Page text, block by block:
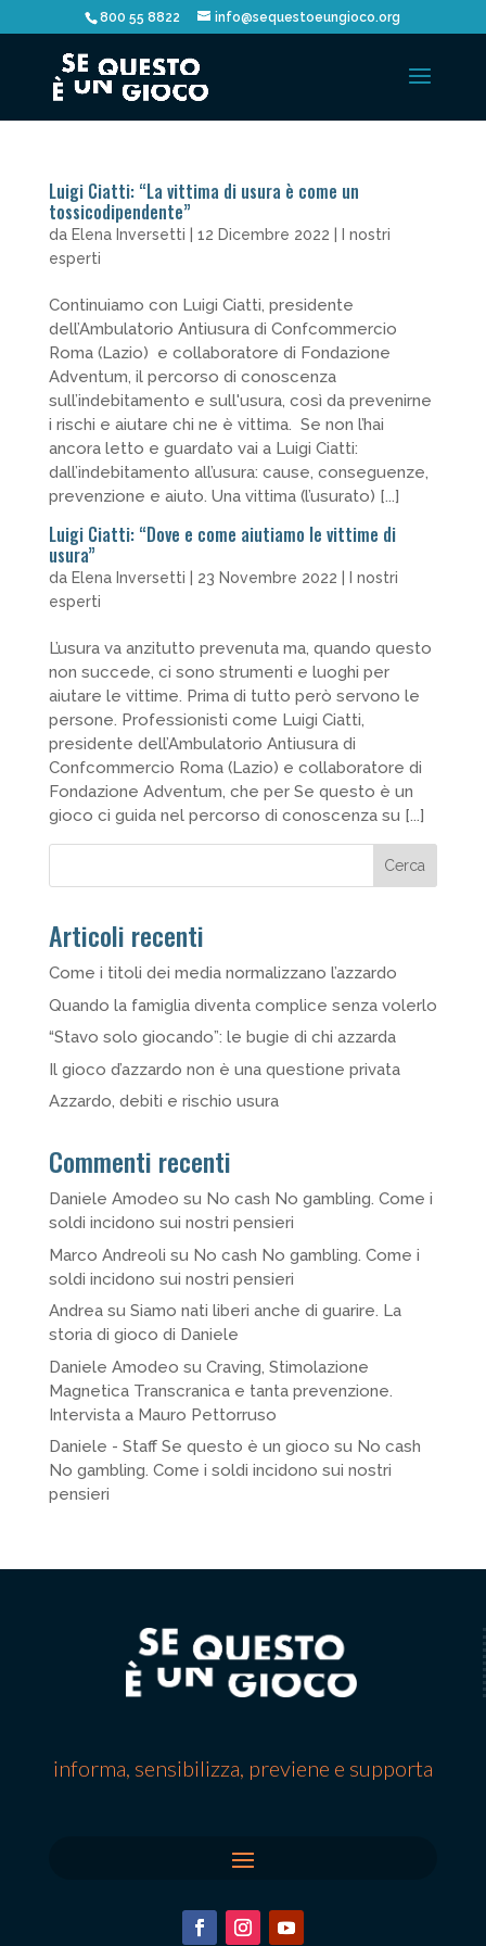
800 55 8822 info@sequestoeungioco.org
Luigi Ciatti: “La vittima di usura è come un
tossicodipendente”
da Elena Inversetti 12 Dicembre 2022
I nostri
esperti
Continuiamo con Luigi Ciatti, presidente
dell’Ambulatorio Antiusura di Confcommercio
Roma (Lazio) e collaboratore di Fondazione
Adventum, il percorso di conoscenza
sull’indebitamento e sull'usura, così da prevenirne
i rischi e aiutare chi ne è vittima. Se non l’hai
ancora letto e guardato vai a Luigi Ciatti:
dall’indebitamento all’usura: cause, conseguenze,
prevenzione e aiuto. Una vittima (l’usurato) [...]
Luigi Ciatti: “Dove e come aiutiamo le vittime di
usura”
da Elena Inversetti 23 Novembre 2022
I nostri
esperti
L’usura va anzitutto prevenuta ma, quando questo
non succede, ci sono strumenti e luoghi per
aiutare le vittime. Prima di tutto però servono le
persone. Professionisti come Luigi Ciatti,
presidente dell’Ambulatorio Antiusura di
Confcommercio Roma (Lazio) e collaboratore di
Fondazione Adventum, che per Se questo è un
gioco ci guida nel percorso di conoscenza su [...]
Cerca
Articoli recenti
Come i titoli dei media normalizzano l’azzardo
Quando la famiglia diventa complice senza volerlo
“Stavo solo giocando”: le bugie di chi azzarda
Il gioco d’azzardo non è una questione privata
Azzardo, debiti e rischio usura
Commenti recenti
Daniele Amodeo su No cash No gambling. Come i
soldi incidono sui nostri pensieri
Marco Andreoli su No cash No gambling. Come i
soldi incidono sui nostri pensieri
Andreasu Siamo nati liberi anche di guarire. La
storia di gioco di Daniele
Daniele Amodeo su Craving, Stimolazione
Magnetica Transcranica e tanta prevenzione.
Intervista a Mauro Pettorruso
Daniele - Staff Se questo è un gioco su No cash
No gambling. Come i soldi incidono sui nostri
pensieri
informa, sensibilizza, previene e supporta